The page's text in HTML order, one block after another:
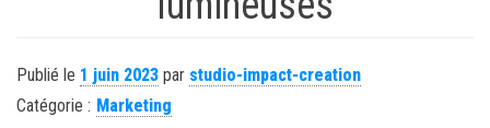
Publié le 1 juin 2023 par studio-impact-creation
Catégorie : Marketing